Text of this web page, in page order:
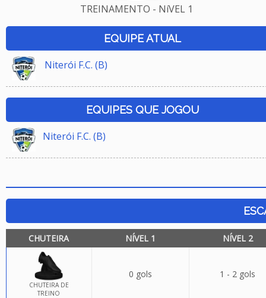
TREINAMENTO - NíVEL 1
EQUIPE ATUAL
Niterói F.C. (B)
EQUIPES QUE JOGOU
Niterói F.C. (B)
CHUTEIRA NÍVEL 1 NÍVEL 2
CHUTEIRA DE
TREINO
0 gols 1 - 2 gols